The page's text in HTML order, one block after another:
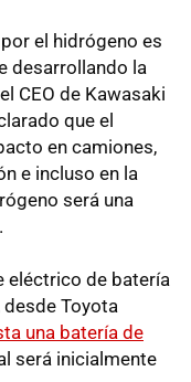
el hidrógeno es
desarrollando la
CEO de Kawasaki
que el
en camiones,
e incluso en la
será una
eléctrico de batería
desde Toyota
una batería de
será inicialmente